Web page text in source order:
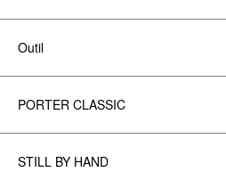
Outil
PORTER CLASSIC
STILL BY HAND